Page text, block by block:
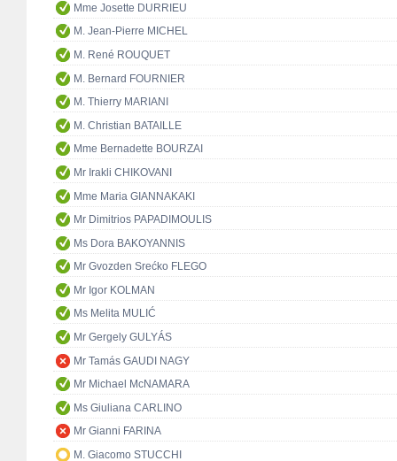
Mme Josette DURRIEU
M. Jean-Pierre MICHEL
M. René ROUQUET
M. Bernard FOURNIER
M. Thierry MARIANI
M. Christian BATAILLE
Mme Bernadette BOURZAI
Mr Irakli CHIKOVANI
Mme Maria GIANNAKAKI
Mr Dimitrios PAPADIMOULIS
Ms Dora BAKOYANNIS
Mr Gvozden Srećko FLEGO
Mr Igor KOLMAN
Ms Melita MULIĆ
Mr Gergely GULYÁS
Mr Tamás GAUDI NAGY
Mr Michael McNAMARA
Ms Giuliana CARLINO
Mr Gianni FARINA
M. Giacomo STUCCHI